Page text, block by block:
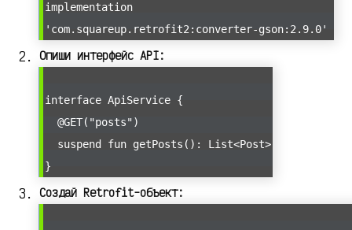
implementation
'com.squareup.retrofit2:converter-gson:2.9.0'
Опиши интерфейс API:
interface ApiService {
@GET("posts")
suspend fun getPosts(): List<Post>
}
Создай Retrofit-объект: